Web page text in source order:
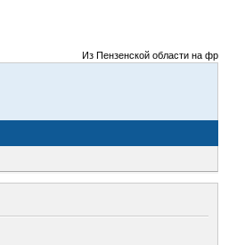
Из Пензенской области на фронты